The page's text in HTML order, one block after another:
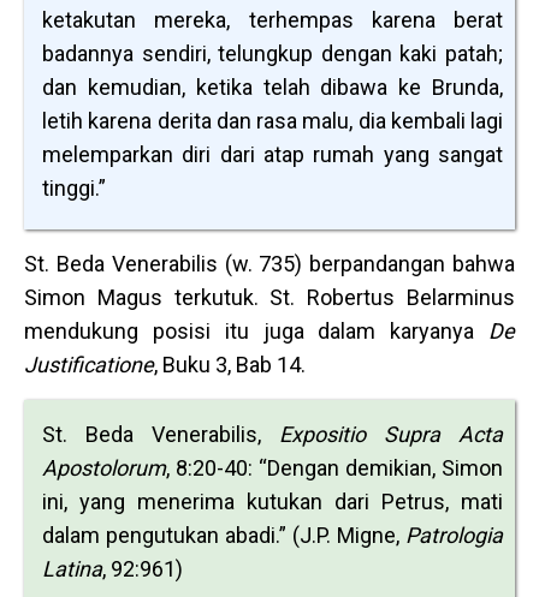
ketakutan mereka, terhempas karena berat
badannya sendiri, telungkup dengan kaki patah;
dan kemudian, ketika telah dibawa ke Brunda,
letih karena derita dan rasa malu, dia kembali lagi
melemparkan diri dari atap rumah yang sangat
tinggi.”
St. Beda Venerabilis (w. 735) berpandangan bahwa
Simon Magus terkutuk. St. Robertus Belarminus
mendukung posisi itu juga dalam karyanya De
Justificatione, Buku 3, Bab 14.
St. Beda Venerabilis, Expositio Supra Acta
Apostolorum, 8:20-40: “Dengan demikian, Simon
ini, yang menerima kutukan dari Petrus, mati
dalam pengutukan abadi.” (J.P. Migne, Patrologia
Latina, 92:961)